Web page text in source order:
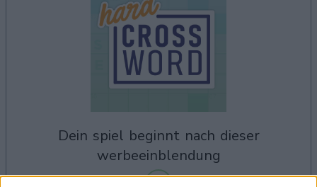
dein spiel beginnt nach dieser
werbeeinblendung